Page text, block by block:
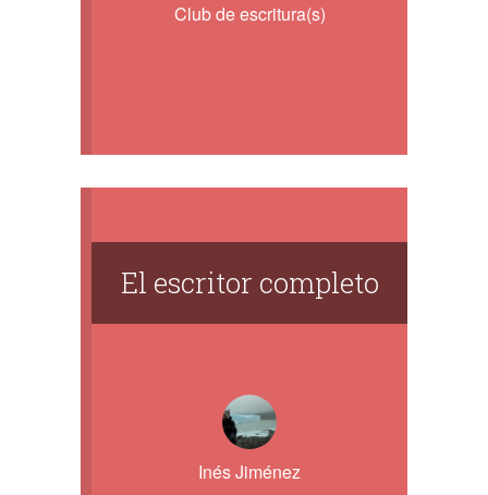
Club de escritura(s)
El escritor completo
Inés Jiménez